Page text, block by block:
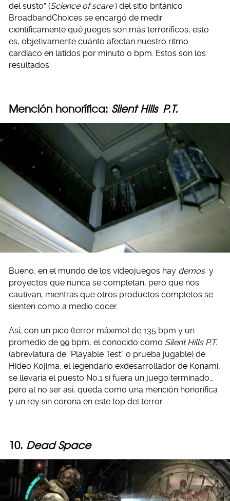
del susto” (Science of scare ) del sitio británico
BroadbandChoices se encargó de medir
científicamente qué juegos son más terroríficos, esto
es, objetivamente cuánto afectan nuestro ritmo
cardíaco en latidos por minuto o bpm. Estos son los
resultados:
Mención honorífica: Silent Hills P.T.
Bueno, en el mundo de los videojuegos hay demos y
proyectos que nunca se completan, pero que nos
cautivan, mientras que otros productos completos se
sienten como a medio cocer.
Así, con un pico (terror máximo) de 135 bpm y un
promedio de 99 bpm, el conocido como Silent Hills P.T.
(abreviatura de “Playable Test” o prueba jugable) de
Hideo Kojima, el legendario exdesarrollador de Konami,
se llevaría el puesto No.1 si fuera un juego terminado…
pero al no ser así, queda como una mención honorífica
y un rey sin corona en este top del terror.
10. Dead Space